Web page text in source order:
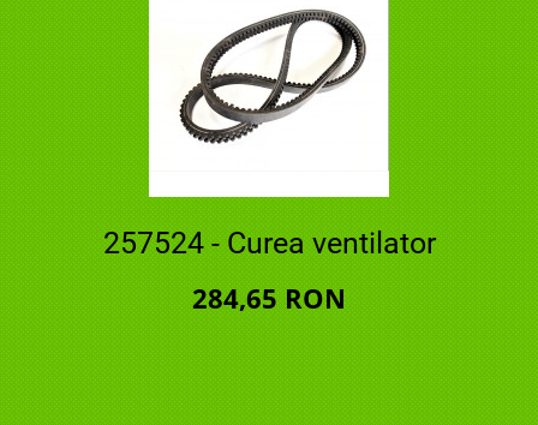
257524 - Curea ventilator
284,65 RON